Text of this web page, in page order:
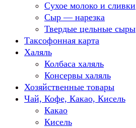
Сухое молоко и сливки
Сыр — нарезка
Твердые цельные сыры
Таксофонная карта
Халяль
Колбаса халяль
Консервы халяль
Хозяйственные товары
Чай, Кофе, Какао, Кисель
Какао
Кисель